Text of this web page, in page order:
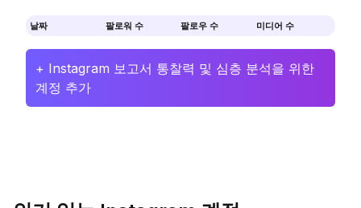
날짜 팔로워 수 팔로우 수 미디어 수
+ Instagram 보고서 통찰력 및 심층 분석을 위한
계정 추가